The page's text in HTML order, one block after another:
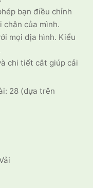
bạn điều chỉnh
chân của mình.
mọi địa hình. Kiểu
chi tiết cắt giúp cải
28 (dựa trên